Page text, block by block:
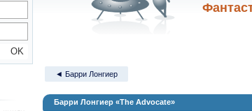
OK
◄ Барри Лонгиер
Барри Лонгиер «The Advocate»